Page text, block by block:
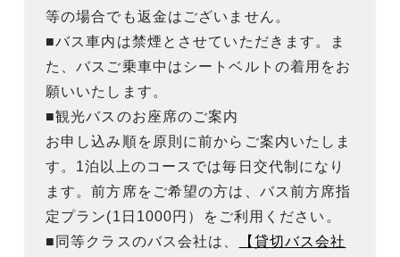
等の場合でも返金はございません。
■バス車内は禁煙とさせていただきます。ま
た、バスご乗車中はシートベルトの着用をお
願いいたします。
■観光バスのお座席のご案内
お申し込み順を原則に前からご案内いたしま
す。1泊以上のコースでは毎日交代制になり
ます。前方席をご希望の方は、バス前方席指
定プラン(1日1000円）をご利用ください。
■同等クラスのバス会社は、
【貸切バス会社